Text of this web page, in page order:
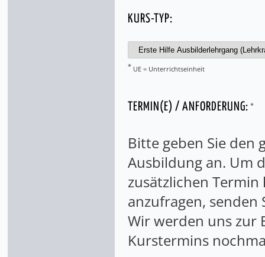
KURS-TYP:
* UE = Unterrichtseinheit
TERMIN(E) / ANFORDERUNG: *
Bitte geben Sie den
Ausbildung an. Um
zusätzlichen
anzufragen, senden
Wir werden uns zur
Kurstermins